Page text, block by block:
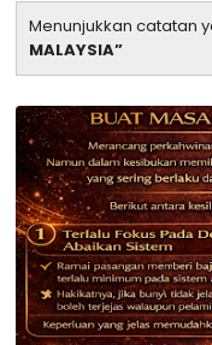
Menunjukkan catatan
MALAYSIA